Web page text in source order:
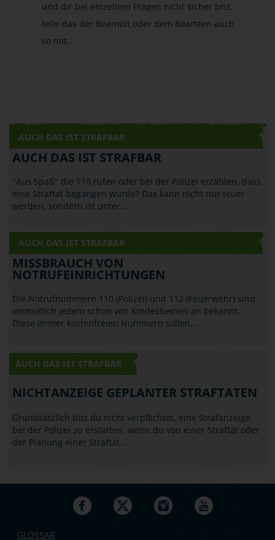
und dir bei einzelnen Fragen nicht sicher bist,
teile das der Beamtin oder dem Beamten auch
so mit.
AUCH DAS IST STRAFBAR
AUCH DAS IST STRAFBAR
"Aus Spaß" die 110 rufen oder bei der Polizei erzählen, dass
eine Straftat begangen wurde? Das kann nicht nur teuer
werden, sondern ist unter…
AUCH DAS IST STRAFBAR
MISSBRAUCH VON
NOTRUFEINRICHTUNGEN
Die Notrufnummern 110 (Polizei) und 112 (Feuerwehr) sind
vermutlich jedem schon von Kindesbeinen an bekannt.
Diese immer kostenfreien Nummern sollen…
AUCH DAS IST STRAFBAR
NICHTANZEIGE GEPLANTER STRAFTATEN
Grundsätzlich bist du nicht verpflichtet, eine Strafanzeige
bei der Polizei zu erstatten, wenn du von einer Straftat oder
der Planung einer Straftat…
GLOSSAR